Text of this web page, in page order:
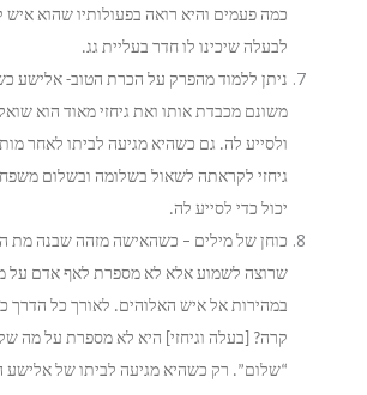
כמה פעמים והיא רואה בפעולותיו שהוא
לבעלה שיכינו לו חדר בעליית גג.
ניתן ללמוד מהפרק על הכרת הטוב- אלישע
משונם מכבדת אותו ואת גיחזי מאוד הוא
ולסייע לה. גם כשהיא מגיעה לביתו לאחר
גיחזי לקראתה לשאול בשלומה ובשלום
יכול כדי לסייע לה.
כוחן של מילים – כשהאישה מזהה שבנה מת
שרוצה לשמוע אלא לא מספרת לאף אדם על
במהירות אל איש האלוהים. לאורך כל הדרך
קרה? [בעלה וגיחזי] היא לא מספרת על מה
“שלום”. רק כשהיא מגיעה לביתו של אלישע